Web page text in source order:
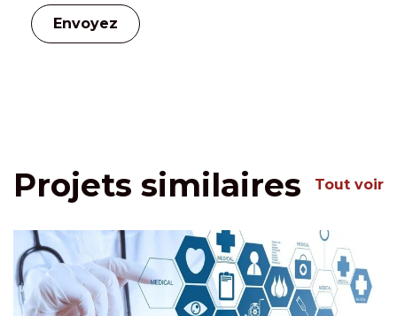
Projets similaires Tout voir